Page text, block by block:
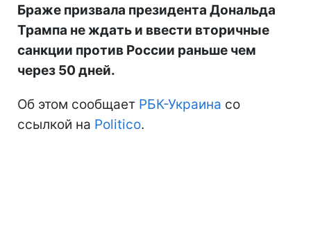
Браже призвала президента Дональда
Трампа не ждать и ввести вторичные
санкции против России раньше чем
через 50 дней.
Об этом сообщает РБК-Украина со
ссылкой на Politico.